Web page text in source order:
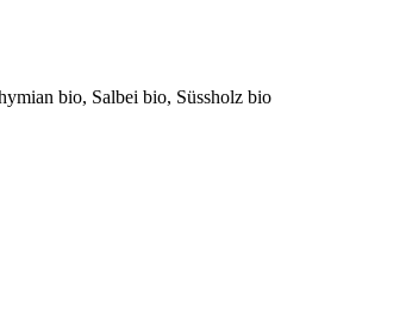
bio, Salbei bio, Süssholz bio